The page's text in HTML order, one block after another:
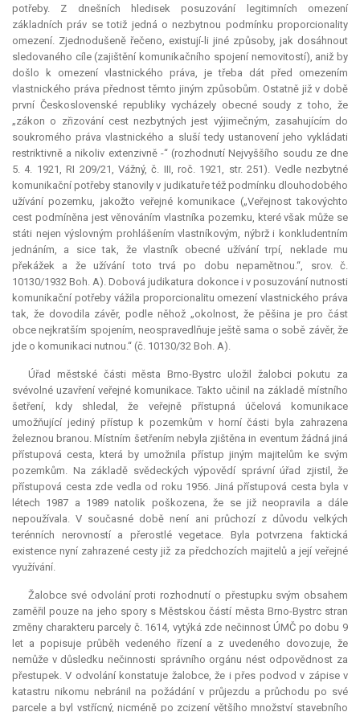
potřeby. Z dnešních hledisek posuzování legitimních omezení
základních práv se totiž jedná o nezbytnou podmínku proporcionality
omezení. Zjednodušeně řečeno, existují-li jiné způsoby, jak dosáhnout
sledovaného cíle (zajištění komunikačního spojení nemovitostí), aniž by
došlo k omezení vlastnického práva, je třeba dát před omezením
vlastnického práva přednost těmto jiným způsobům. Ostatně již v době
první Československé republiky vycházely obecné soudy z toho, že
„zákon o zřizování cest nezbytných jest výjimečným, zasahujícím do
soukromého práva vlastnického a sluší tedy ustanovení jeho vykládati
restriktivně a nikoliv extenzivně -“ (rozhodnutí Nejvyššího soudu ze dne
5. 4. 1921, RI 209/21, Vážný, č. III, roč. 1921, str. 251). Vedle nezbytné
komunikační potřeby stanovily v judikatuře též podmínku dlouhodobého
užívání pozemku, jakožto veřejné komunikace („Veřejnost takovýchto
cest podmíněna jest věnováním vlastníka pozemku, které však může se
státi nejen výslovným prohlášením vlastníkovým, nýbrž i konkludentním
jednáním, a sice tak, že vlastník obecné užívání trpí, neklade mu
překážek a že užívání toto trvá po dobu nepamětnou.“, srov. č.
10130/1932 Boh. A). Dobovájudikatura dokonce i v posuzování nutnosti
komunikační potřeby vážila proporcionalitu omezení vlastnického práva
tak, že dovodila závěr, podle něhož „okolnost, že pěšina je pro část
obce nejkratším spojením, neospravedlňuje ještě sama o sobě závěr, že
jde o komunikaci nutnou.“ (č. 10130/32 Boh. A).
Úřad městské části města Brno-Bystrc uložil žalobci pokutu za
svévolné uzavření veřejné komunikace. Takto učinil na základě místního
šetření, kdy shledal, že veřejně přístupná účelová komunikace
umožňující jediný přístup k pozemkům v horní části byla zahrazena
železnou branou. Místním šetřením nebyla zjištěnain eventum žádná jiná
přístupová cesta, která by umožnila přístup jiným majitelům ke svým
pozemkům. Na základě svědeckých výpovědí správní úřad zjistil, že
přístupová cesta zde vedla od roku 1956. Jiná přístupová cesta byla v
létech 1987 a 1989 natolik poškozena, že se již neopravila a dále
nepoužívala. V současné době není ani průchozí z důvodu velkých
terénních nerovností a přerostlé vegetace. Byla potvrzena faktická
existence nyní zahrazené cesty již za předchozích majitelů a její veřejné
využívání.
Žalobce své odvolání proti rozhodnutí o přestupku svým obsahem
zaměřil pouze na jeho spory s Městskou částí města Brno-Bystrc stran
změny charakteru parcely č. 1614, vytýká zde nečinnost ÚMČ po dobu 9
let a popisuje průběh vedeného řízení a z uvedeného dovozuje, že
nemůže v důsledku nečinnosti správního orgánu nést odpovědnost za
přestupek. V odvolání konstatuje žalobce, že i přes podvod v zápise v
katastru nikomu nebránil na požádání v průjezdu a průchodu po své
parcele a byl vstřícný, nicméně po zcizení většího množství stavebního